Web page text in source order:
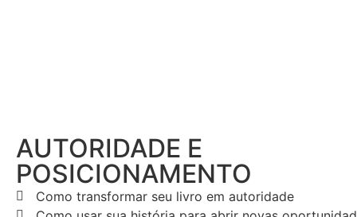
AUTORIDADE E
POSICIONAMENTO
Como transformar seu livro em autoridade